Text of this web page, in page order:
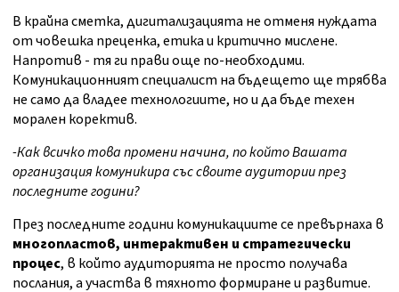
В крайна сметка, дигитализацията не отменя нуждата
от човешка преценка, етика и критично мислене.
Напротив - тя ги прави още по-необходими.
Комуникационният специалист на бъдещето ще трябва
не само да владее технологиите, но и да бъде техен
морален коректив.
-Как всичко това промени начина, по който Вашата
организация комуникира със своите аудитории през
последните години?
През последните години комуникациите се превърнаха в
многопластов, интерактивен и стратегически
процес, в който аудиторията не просто получава
послания, а участва в тяхното формиране и развитие.